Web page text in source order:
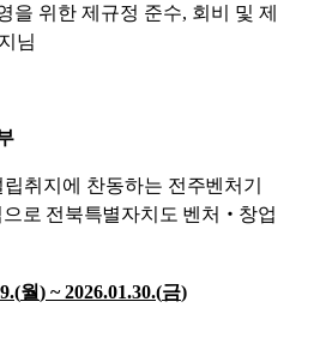
을 위한 제규정 준수, 회비 및 제
님
립취지에 찬동하는 전주벤처기
로 전북특별자치도 벤처 ‧ 창업
월) ~ 2026.01.30.(금)